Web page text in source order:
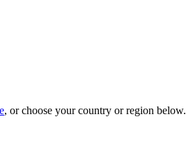
, or choose your country or region below.